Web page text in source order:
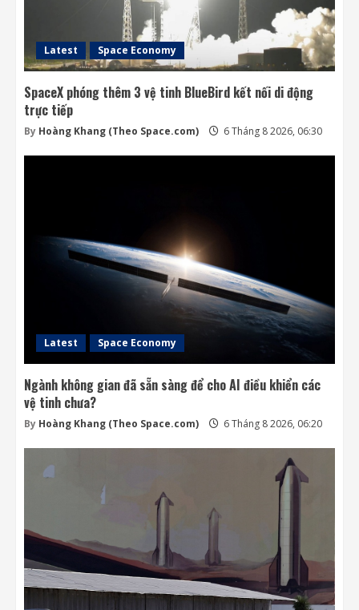
Latest Space Economy
SpaceX phóng thêm 3 vệ tinh BlueBird kết nối di động
trực tiếp
By Hoàng Khang (Theo Space.com) 6 Tháng 8 2026, 06:30
Latest Space Economy
Ngành không gian đã sẵn sàng để cho AI điều khiển các
vệ tinh chưa?
By Hoàng Khang (Theo Space.com) 6 Tháng 8 2026, 06:20